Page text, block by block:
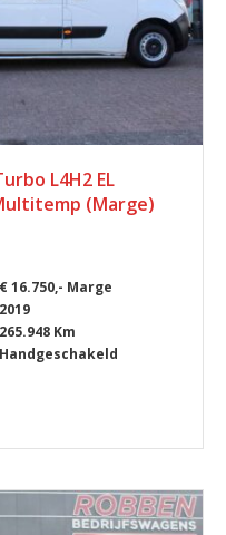
L4H2 EL
(Marge)
€ 16.750,- Marge
2019
265.948 Km
Handgeschakeld